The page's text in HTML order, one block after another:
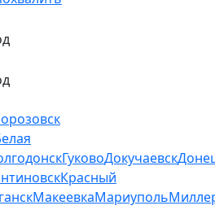
ГуковоДокучаевск
Красный
МакеевкаМариуполь